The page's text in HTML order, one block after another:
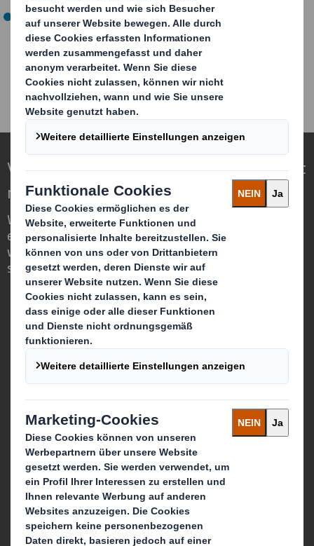
hast Du (bald) mindestens einen guten
Hauptschulabschluss.
Verpackungen für eine sich wandelnde Welt
neu definieren
Wir sind anders, weil wir die Chance
erkennen, dass Verpackungen eine
wichtige Rolle in der Welt um uns herum
spielen können.
Wer wir sind
Über DS Smith
Über International Paper
Zusammenschluss von IP + DS Smith
Nachhaltigkeit
Unser Unternehmenszweck
Media
Karriere & Jobs